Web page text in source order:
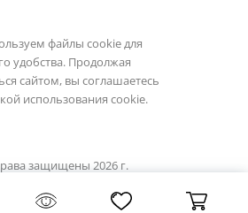
файлы cookie для
удобства. Продолжая
сайтом, вы соглашаетесь
использования cookie.
защищены 2026 г.